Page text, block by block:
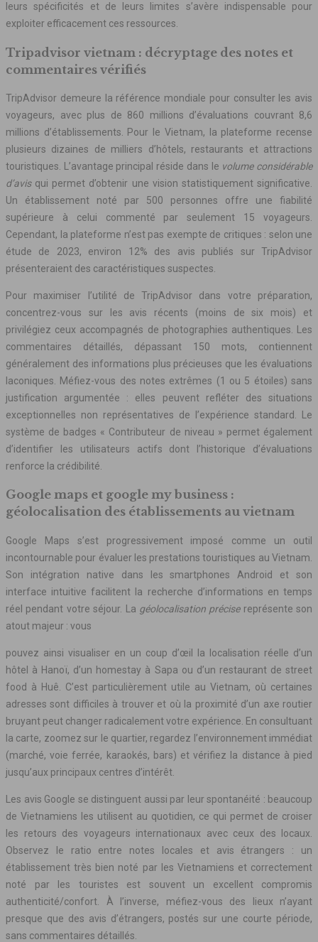
leurs spécificités et de leurs limites s’avère indispensable pour
exploiter efficacement ces ressources.
Tripadvisor vietnam : décryptage des notes et
commentaires vérifiés
TripAdvisor demeure la référence mondiale pour consulter les avis
voyageurs, avec plus de 860 millions d’évaluations couvrant 8,6
millions d’établissements. Pour le Vietnam, la plateforme recense
plusieurs dizaines de milliers d’hôtels, restaurants et attractions
touristiques. L’avantage principal réside dans le volume considérable
d’avisqui permet d’obtenir une vision statistiquement significative.
Un établissement noté par 500 personnes offre une fiabilité
supérieure à celui commenté par seulement 15 voyageurs.
Cependant, la plateforme n’est pas exempte de critiques : selon une
étude de 2023, environ 12% des avis publiés sur TripAdvisor
présenteraient des caractéristiques suspectes.
Pour maximiser l’utilité de TripAdvisor dans votre préparation,
concentrez-vous sur les avis récents (moins de six mois) et
privilégiez ceux accompagnés de photographies authentiques. Les
commentaires détaillés, dépassant 150 mots, contiennent
généralement des informations plus précieuses que les évaluations
laconiques. Méfiez-vous des notes extrêmes (1 ou 5 étoiles) sans
justification argumentée : elles peuvent refléter des situations
exceptionnelles non représentatives de l’expérience standard. Le
système de badges « Contributeur de niveau » permet également
d’identifier les utilisateurs actifs dont l’historique d’évaluations
renforce la crédibilité.
Google maps et google my business :
géolocalisation des établissements au vietnam
Google Maps s’est progressivement imposé comme un outil
incontournable pour évaluer les prestations touristiques au Vietnam.
Son intégration native dans les smartphones Android et son
interface intuitive facilitent la recherche d’informations en temps
réel pendant votre séjour. La géolocalisation précisereprésente son
atout majeur : vous
pouvez ainsi visualiser en un coup d’œil la localisation réelle d’un
hôtel à Hanoï, d’un homestay à Sapa ou d’un restaurant de street
food à Huê. C’est particulièrement utile au Vietnam, où certaines
adresses sont difficiles à trouver et où la proximité d’un axe routier
bruyant peut changer radicalement votre expérience. En consultuant
la carte, zoomez sur le quartier, regardez l’environnement immédiat
(marché, voie ferrée, karaokés, bars) et vérifiez la distance à pied
jusqu’aux principaux centres d’intérêt.
Les avis Google se distinguent aussi par leur spontanéité : beaucoup
de Vietnamiens les utilisent au quotidien, ce qui permet de croiser
les retours des voyageurs internationaux avec ceux des locaux.
Observez le ratio entre notes locales et avis étrangers : un
établissement très bien noté par les Vietnamiens et correctement
noté par les touristes est souvent un excellent compromis
authenticité/confort. À l’inverse, méfiez-vous des lieux n’ayant
presque que des avis d’étrangers, postés sur une courte période,
sans commentaires détaillés.